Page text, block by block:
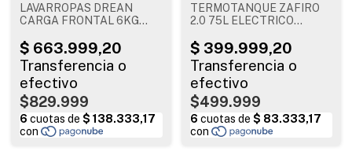
LAVARROPAS DREAN
CARGA FRONTAL 6KG
$829.999
TERMOTANQUE ZAFIRO
2.0 75L ELECTRICO
SEÑORIAL
$499.999